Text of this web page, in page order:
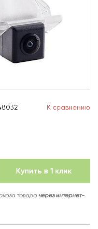
К сравнению
Купить в 1 клик
товара через интернет-